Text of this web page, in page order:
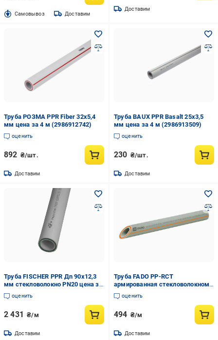
Cамовывоз Доставим
Доставим
Труба РОЗМА PPR Fiber 32х5,4
мм цена за 4 м (2986912742)
оценить
892 ₴/шт.
Доставим
Труба BAUX PPR Basalt 25х3,5
мм цена за 4 м (2986913509)
оценить
230 ₴/шт.
Доставим
Труба FISCHER PPR Дn 90х12,3
мм стекловолокно PN20 цена за
1 м (4201009000821)
оценить
2 431 ₴/м
Доставим
Труба FADO PP-RCT
армированная стекловолокном
PN-25 40х6,7 мм цена за 1 м
(PPR-FB-PPR)
оценить
494 ₴/м
Доставим